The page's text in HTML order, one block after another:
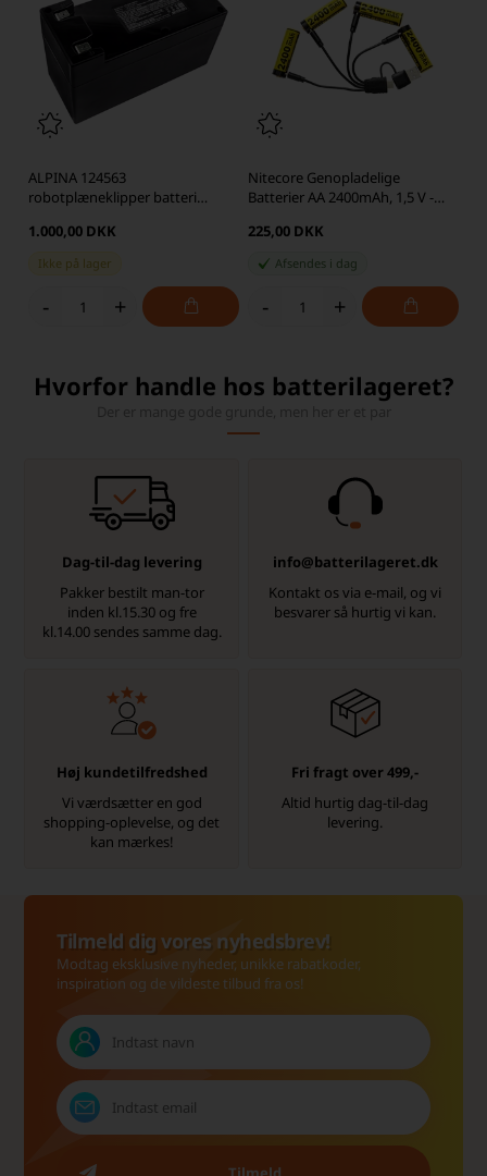
ALPINA 124563
robotplæneklipper batteri
1.000,00 DKK
Ikke på lager
- +
Nitecore Genopladelige
Batterier AA 2400mAh, 1,5 V -
225,00 DKK
Afsendes i dag
- +
Hvorfor handle hos batterilageret?
Dag-til-dag levering
Pakker bestilt man-tor
inden kl.15.30 og fre
kl.14.00 sendes samme dag.
info@batterilageret.dk
Kontakt os via e-mail, og vi
besvarer så hurtig vi kan.
Høj kundetilfredshed
Vi værdsætter en god
shopping-oplevelse, og det
kan mærkes!
Fri fragt over 499,-
Altid hurtig dag-til-dag
levering.
Tilmeld dig vores nyhedsbrev!
Modtag eksklusive nyheder, unikke rabatkoder,
inspiration og de vildeste tilbud fra os!